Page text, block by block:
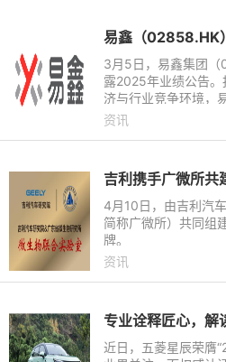
3月5日，易鑫集团（
露2025年业绩公告
济与行业竞争环境，
营表现稳健。期内，
资讯
4月10日，由吉利汽
简称广微所）共同组
牌。
资讯
近日，五菱星辰荣膺